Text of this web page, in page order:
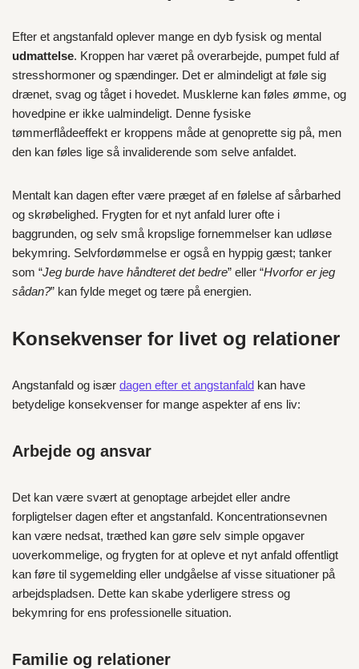
Efter et angstanfald oplever mange en dyb fysisk og mental
udmattelse. Kroppen har været på overarbejde, pumpet fuld af
stresshormoner og spændinger. Det er almindeligt at føle sig
drænet, svag og tåget i hovedet. Musklerne kan føles ømme, og
hovedpine er ikke ualmindeligt. Denne fysiske
tømmerflådeeffekt er kroppens måde at genoprette sig på, men
den kan føles lige så invaliderende som selve anfaldet.
Mentalt kan dagen efter være præget af en følelse af sårbarhed
og skrøbelighed. Frygten for et nyt anfald lurer ofte i
baggrunden, og selv små kropslige fornemmelser kan udløse
bekymring. Selvfordømmelse er også en hyppig gæst; tanker
som “Jeg burde have håndteret det bedre” eller “Hvorfor er jeg
sådan?” kan fylde meget og tære på energien.
Konsekvenser for livet og relationer
Angstanfald og især dagen efter et angstanfald kan have
betydelige konsekvenser for mange aspekter af ens liv:
Arbejde og ansvar
Det kan være svært at genoptage arbejdet eller andre
forpligtelser dagen efter et angstanfald. Koncentrationsevnen
kan være nedsat, træthed kan gøre selv simple opgaver
uoverkommelige, og frygten for at opleve et nyt anfald offentligt
kan føre til sygemelding eller undgåelse af visse situationer på
arbejdspladsen. Dette kan skabe yderligere stress og
bekymring for ens professionelle situation.
Familie og relationer